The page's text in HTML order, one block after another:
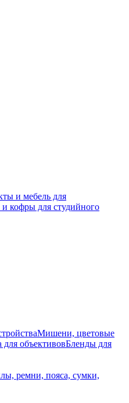
и мебель для
кофры для студийного
Мишени, цветовые
для объективовБленды для
ремни, пояса, сумки,